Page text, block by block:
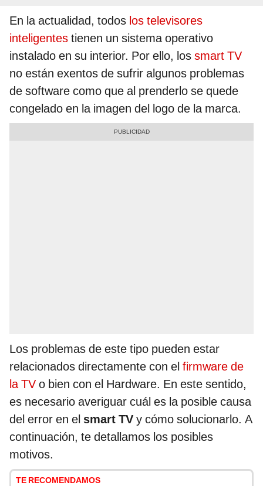
En la actualidad, todos los televisores
inteligentes tienen un sistema operativo
instalado en su interior. Por ello, los smart TV
no están exentos de sufrir algunos problemas
de software como que al prenderlo se quede
congelado en la imagen del logo de la marca.
Los problemas de este tipo pueden estar
relacionados directamente con el firmware de
la TV o bien con el Hardware. En este sentido,
es necesario averiguar cuál es la posible causa
del error en el smart TV y cómo solucionarlo. A
continuación, te detallamos los posibles
motivos.
TE RECOMENDAMOS